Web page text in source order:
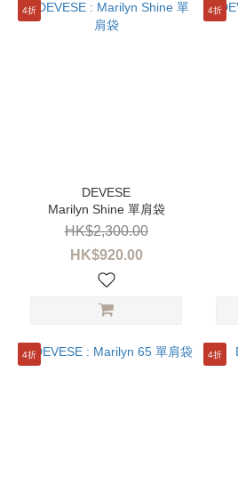
4折
Marilyn Shine 單肩袋
HK$920.00
HK$2,300.00
4折
4折 4折